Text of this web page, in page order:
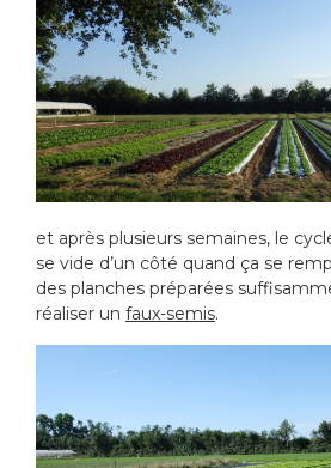
et après plusieurs semaines, le
se vide d’un côté quand ça se
des planches préparées
réaliser un faux-semis.